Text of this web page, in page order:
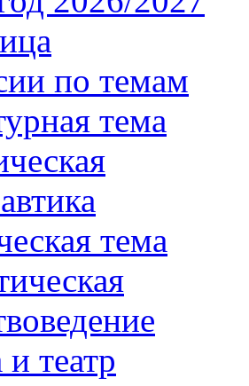
по темам
тема
тема
театр